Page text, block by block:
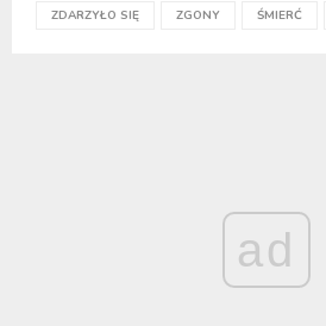
ZDARZYŁO SIĘ ZGONY ŚMIERĆ
ad